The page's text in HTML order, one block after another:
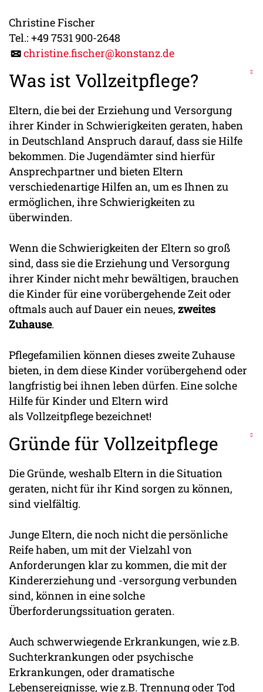
Christine Fischer
Tel.: +49 7531 900-2648
christine.fischer@konstanz.de
Was ist Vollzeitpflege?
Eltern, die bei der Erziehung und Versorgung
ihrer Kinder in Schwierigkeiten geraten, haben
in Deutschland Anspruch darauf, dass sie Hilfe
bekommen. Die Jugendämter sind hierfür
Ansprechpartner und bieten Eltern
verschiedenartige Hilfen an, um es Ihnen zu
ermöglichen, ihre Schwierigkeiten zu
überwinden.
Wenn die Schwierigkeiten der Eltern so groß
sind, dass sie die Erziehung und Versorgung
ihrer Kinder nicht mehr bewältigen, brauchen
die Kinder für eine vorübergehende Zeit oder
oftmals auch auf Dauer ein neues, zweites
Zuhause.
Pflegefamilien können dieses zweite Zuhause
bieten, in dem diese Kinder vorübergehend oder
langfristig bei ihnen leben dürfen. Eine solche
Hilfe für Kinder und Eltern wird
als Vollzeitpflege bezeichnet!
Gründe für Vollzeitpflege
Die Gründe, weshalb Eltern in die Situation
geraten, nicht für ihr Kind sorgen zu können,
sind vielfältig.
Junge Eltern, die noch nicht die persönliche
Reife haben, um mit der Vielzahl von
Anforderungen klar zu kommen, die mit der
Kindererziehung und -versorgung verbunden
sind, können in eine solche
Überforderungssituation geraten.
Auch schwerwiegende Erkrankungen, wie z.B.
Suchterkrankungen oder psychische
Erkrankungen, oder dramatische
Lebensereignisse, wie z.B. Trennung oder Tod